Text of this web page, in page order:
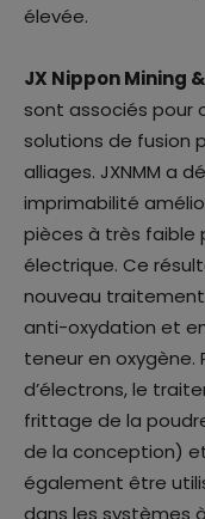
élevée.
JX Nippon Mining
sont associés pour
solutions de fusion
alliages. JXNMM a
imprimabilité
pièces à très
électrique. Ce
nouveau
anti-oxydation et
teneur en oxygène.
d’électrons, le
frittage de la
de la conception)
également être